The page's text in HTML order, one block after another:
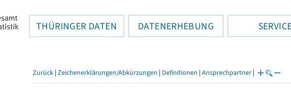
THÜRINGER DATEN DATENERHEBUNG
Zurück | Zeichenerklärungen/Abkürzungen | Definitionen | Ansprechpartner |